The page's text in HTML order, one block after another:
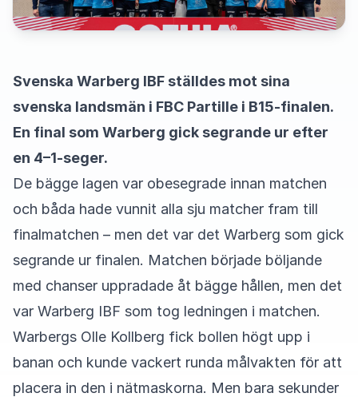
Svenska Warberg IBF ställdes mot sina
svenska landsmän i FBC Partille i B15-finalen.
En final som Warberg gick segrande ur efter
en 4–1-seger.
De bägge lagen var obesegrade innan matchen
och båda hade vunnit alla sju matcher fram till
finalmatchen – men det var det Warberg som gick
segrande ur finalen. Matchen började böljande
med chanser uppradade åt bägge hållen, men det
var Warberg IBF som tog ledningen i matchen.
Warbergs Olle Kollberg fick bollen högt upp i
banan och kunde vackert runda målvakten för att
placera in den i nätmaskorna. Men bara sekunder